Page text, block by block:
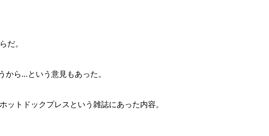
だ。
ら…という意見もあった。
トドックプレスという雑誌にあった内容。